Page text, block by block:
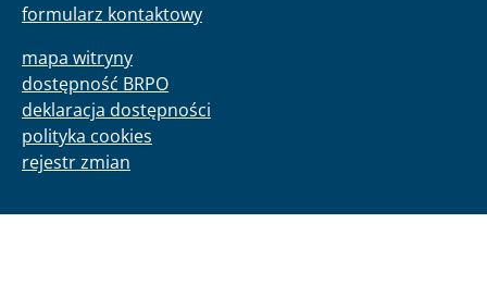
formularz kontaktowy
mapa witryny
dostępność BRPO
deklaracja dostępności
polityka cookies
rejestr zmian